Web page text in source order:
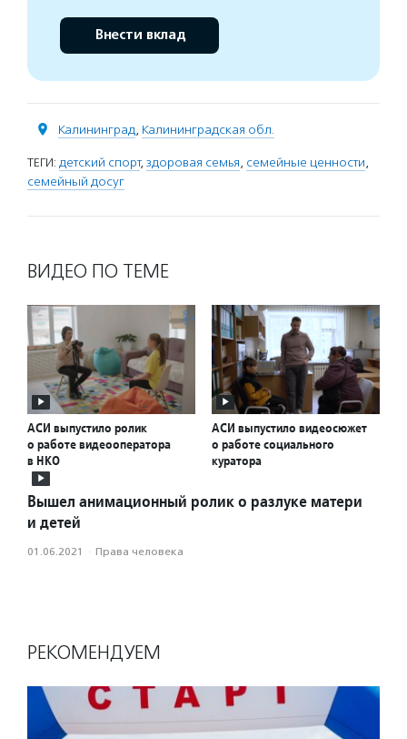
Внести вклад
Калининград, Калининградская обл.
ТЕГИ: детский спорт, здоровая семья, семейные ценности,
семейный досуг
ВИДЕО ПО ТЕМЕ
АСИ выпустило ролик
о работе видеооператора
в НКО
АСИ выпустило видеосюжет
о работе социального
куратора
Вышел анимационный ролик о разлуке матери
и детей
01.06.2021 · Права человека
РЕКОМЕНДУЕМ